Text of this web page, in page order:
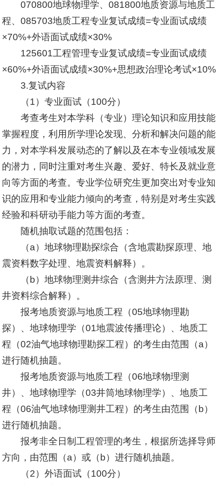
070800地球物理学、081800地质资源与地质工
程、085703地质工程专业复试成绩=专业面试成绩
×70%+外语面试成绩×30%
125601工程管理专业复试成绩=专业面试成绩
×60%+外语面试成绩×30%+思想政治理论考试×10%
3.复试内容
（1）专业面试（100分）
考查考生对本学科（专业）理论知识和应用技能
掌握程度，利用所学理论发现、分析和解决问题的能
力，对本学科发展动态的了解以及在本专业领域发展
的潜力，同时注重对考生兴趣、爱好、特长及就业意
向等方面的考查。专业学位研究生更加突出对专业知
识的应用和专业能力倾向的考查，特别是对考生实践
经验和科研动手能力等方面的考查。
随机抽取试题的范围包括：
（a）地球物理勘探综合（含地震勘探原理、地
震资料数字处理、地震资料解释）。
（b）地球物理测井综合（含测井方法原理、测
井资料综合解释）。
报考地质资源与地质工程（05地球物理勘
探）、地球物理学（01地震波传播理论）、地质工
程（02油气地球物理勘探工程）的考生由范围（a）
进行随机抽题。
报考地质资源与地质工程（06地球物理测
井）、地球物理学（03井筒地球物理学）、地质工
程（06油气地球物理测井工程）的考生由范围（b）
进行随机抽题。
报考非全日制工程管理的考生，根据所选择导师
方向，由范围（a）或（b）进行随机抽题。
（2）外语面试（100分）